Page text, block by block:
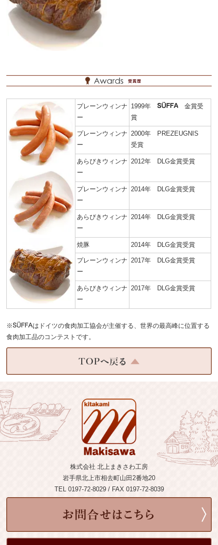
プレーンウィンナ
ー
1999年
金賞受
賞
プレーンウィンナ
ー
2000年 PREZEUGNIS
受賞
あらびきウィンナ
ー
2012年 DLG金賞受賞
プレーンウィンナ
ー
2014年 DLG金賞受賞
あらびきウィンナ
ー
2014年 DLG金賞受賞
焼豚 2014年 DLG金賞受賞
プレーンウィンナ
ー
2017年 DLG金賞受賞
あらびきウィンナ
ー
2017年 DLG金賞受賞
※
はドイツの食肉加工協会が主催する、世界の最高峰に位置する
食肉加工品のコンテストです。
株式会社 北上まきさわ工房
岩手県北上市相去町山田2番地20
TEL 0197-72-8029 / FAX 0197-72-8039